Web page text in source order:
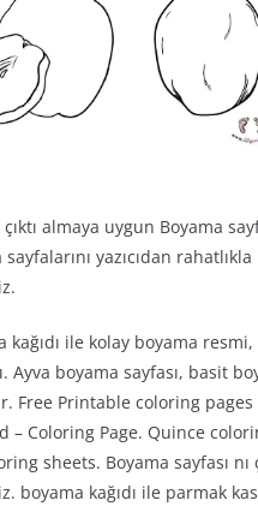
almaya uygun Boyama
yazıcıdan rahatlıkla
kağıdı ile kolay boyama resmi,
Ayva boyama sayfası, basit
Free Printable coloring
– Coloring Page. Quince
sheets. Boyama sayfası nı
boyama kağıdı ile parmak